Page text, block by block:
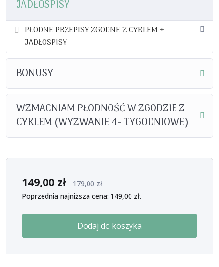
JADŁOSPISY
PŁODNE PRZEPISY ZGODNE Z CYKLEM +
JADŁOSPISY
BONUSY
WZMACNIAM PŁODNOŚĆ W ZGODZIE Z
CYKLEM (WYZWANIE 4- TYGODNIOWE)
149,00 zł 179,00zł
Poprzednia najniższa cena: 149,00 zł.
Dodaj do koszyka